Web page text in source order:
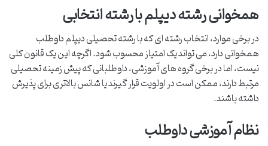
همخوانی رشته دیپلم با رشته انتخابی
در برخی موارد، انتخاب رشته ای که با رشته تحصیلی دیپلم داوطلب
همخوانی دارد، می تواند یک امتیاز محسوب شود. اگرچه این یک قانون کلی
نیست، اما در برخی گروه های آموزشی، داوطلبانی که پیش زمینه تحصیلی
مرتبط دارند، ممکن است در اولویت قرار گیرند یا شانس بالاتری برای پذیرش
داشته باشند.
نظام آموزشی داوطلب